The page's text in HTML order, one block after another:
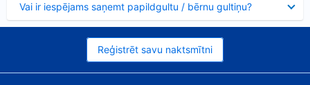
Vai ir iespējams saņemt papildgultu / bērnu gultiņu?
Reģistrēt savu naktsmītni